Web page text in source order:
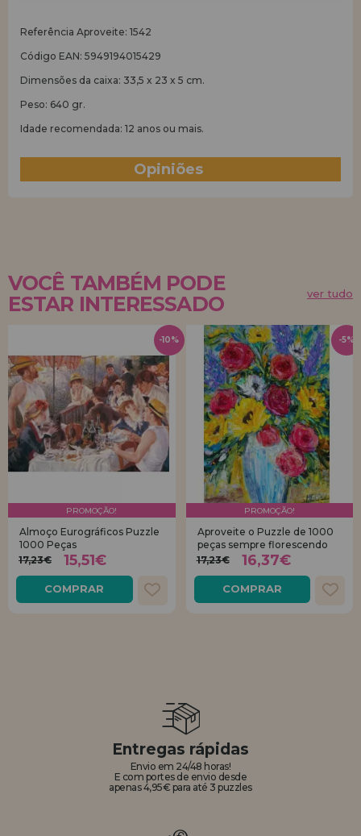
Referência Aproveite: 1542
Código EAN: 5949194015429
Dimensões da caixa: 33,5 x 23 x 5 cm.
Peso: 640 gr.
Idade recomendada: 12 anos ou mais.
Opiniões
VOCÊ TAMBÉM PODE
ESTAR INTERESSADO
ver tudo
PROMOÇÃO!
Almoço Eurográficos Puzzle
1000 Peças
17,23€
15,51€
COMPRAR
-10%
PROMOÇÃO!
Aproveite o Puzzle de 1000
peças sempre florescendo
17,23€
16,37€
COMPRAR
-5%
Entregas rápidas
Envio em 24/48 horas!
E com portes de envio desde
apenas 4,95€ para até 3 puzzles